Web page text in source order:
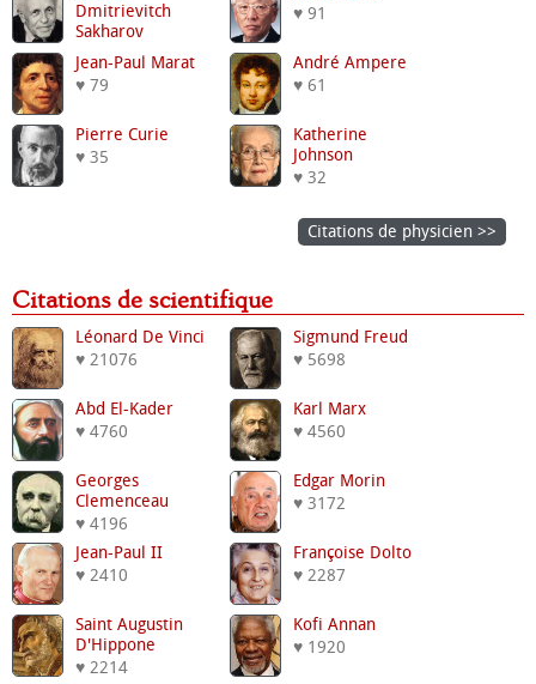
Dmitrievitch
Sakharov
♥ 109
♥ 91
Jean-Paul Marat
♥ 79
André Ampere
♥ 61
Pierre Curie
♥ 35
Katherine
Johnson
♥ 32
Citations de physicien >>
Citations de scientifique
Léonard De Vinci
♥ 21076
Sigmund Freud
♥ 5698
Abd El-Kader
♥ 4760
Karl Marx
♥ 4560
Georges
Clemenceau
♥ 4196
Edgar Morin
♥ 3172
Jean-Paul II
♥ 2410
Françoise Dolto
♥ 2287
Saint Augustin
D'Hippone
♥ 2214
Kofi Annan
♥ 1920